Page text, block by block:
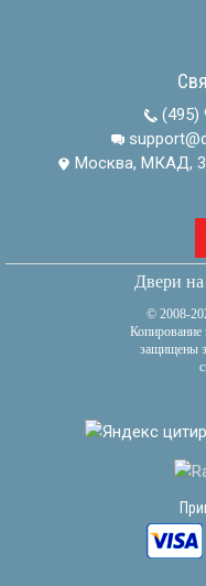
(495)
Москва, МКАД,
Двери
© 2008-
Копирование
защищены